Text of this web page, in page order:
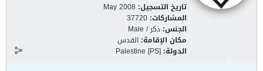
تاريخ التسجيل: May 2008
المشاركات: 37720
الجنس: ذكر / Male
مكان الإقامة: القدس
الدولة: Palestine [PS]